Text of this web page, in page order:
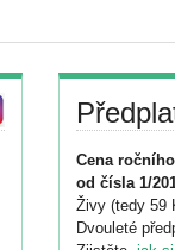
Cena
od čísla 1/
Živy (tedy 59
Dvouleté